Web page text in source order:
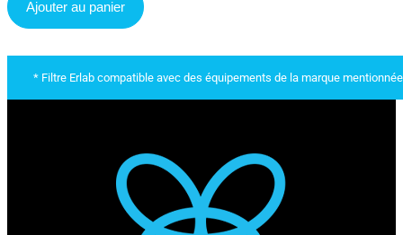
Ajouter au panier
* Filtre Erlab compatible avec des équipements de la marque